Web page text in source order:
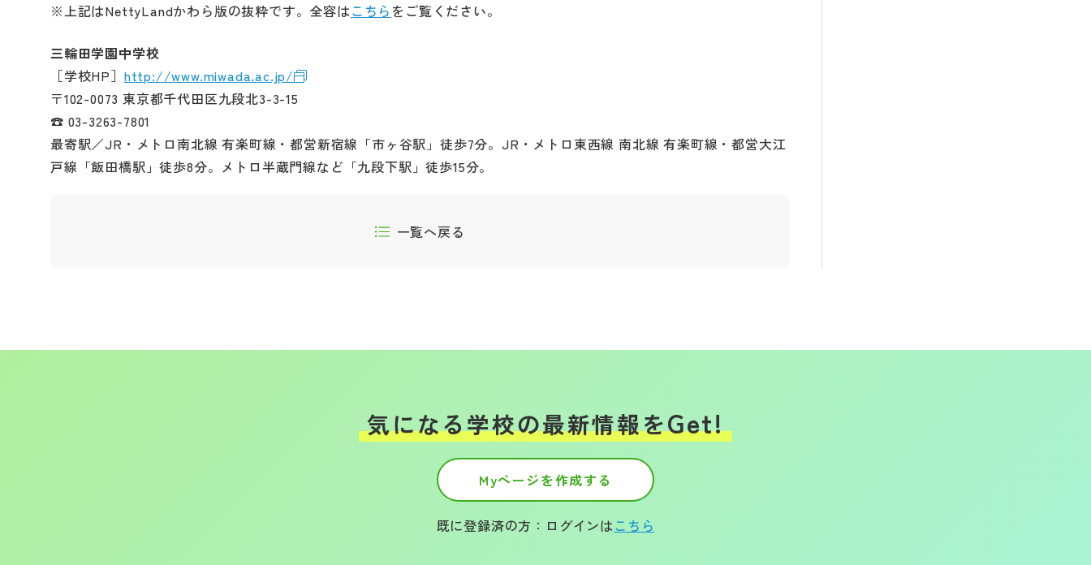
※上記はNettyLandかわら版の抜粋です。全容はこちら をご覧ください。
三輪田学園中学校
［学校HP］ http://www.miwada.ac.jp/
〒102-0073 東京都千代田区九段北3-3-15
☎ 03-3263-7801
最寄駅／JR・メトロ南北線 有楽町線・都営新宿線「市ヶ谷駅」徒歩7分。JR・メトロ東西線 南北線 有楽町線・都営大江
戸線「飯田橋駅」徒歩8分。メトロ半蔵門線など「九段下駅」徒歩15分。
一覧へ戻る
気になる学校の最新情報をGet!
Myページを作成する
既に登録済の方：ログインはこちら